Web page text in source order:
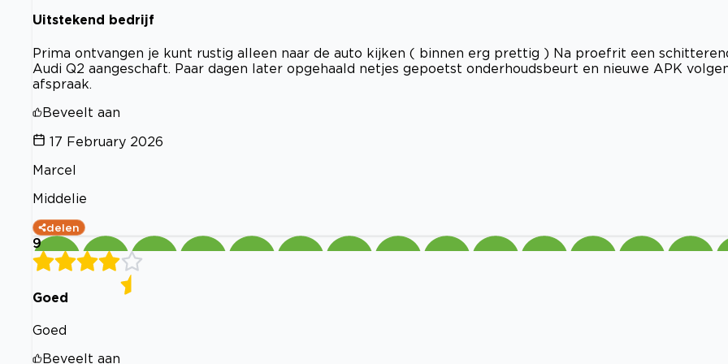
Uitstekend bedrijf
Prima ontvangen je kunt rustig alleen naar de auto kijken ( binnen erg prettig ) Na proefrit een
Audi Q2 aangeschaft. Paar dagen later opgehaald netjes gepoetst onderhoudsbeurt en nieuwe APK
afspraak.
Beveelt aan
17 February 2026
Marcel
Middelie
delen
9
Goed
Goed
Beveelt aan